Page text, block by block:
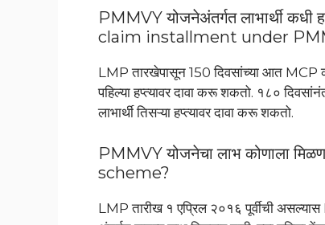
PMMVY योजनेअंतर्गत लाभार्थी
claim installment under
LMP तारखेपासून 150 दिवसांच्या आत MCP
पहिल्या हप्त्यावर दावा करू शकतो. १८०
लाभार्थी तिसऱ्या हप्त्यावर दावा करू शकतो.
PMMVY योजनेचा लाभ कोणाला
scheme?
LMP तारीख १ एप्रिल २०१६ पूर्वीची